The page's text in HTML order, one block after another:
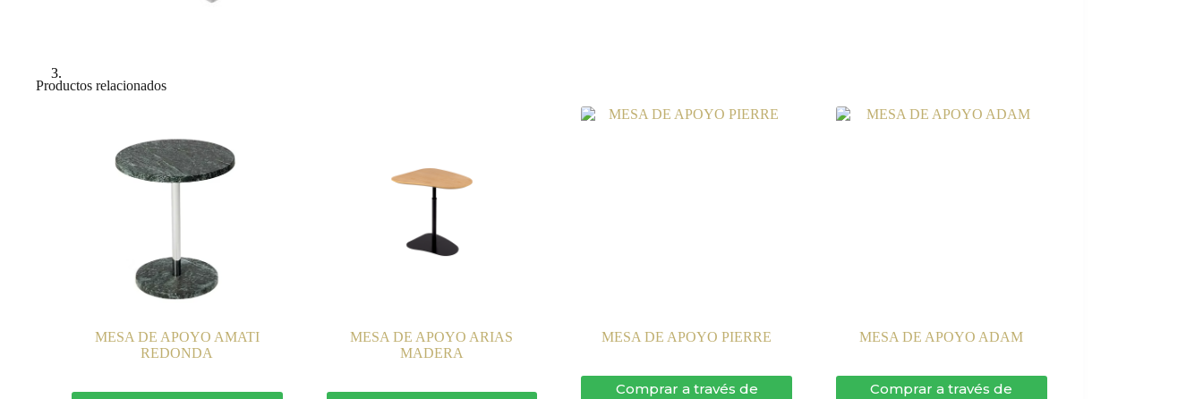
Productos relacionados
MESA DE APOYO AMATI
REDONDA
MESA DE APOYO ARIAS
MADERA
MESA DE APOYO PIERRE
Comprar a través de
MESA DE APOYO ADAM
Comprar a través de